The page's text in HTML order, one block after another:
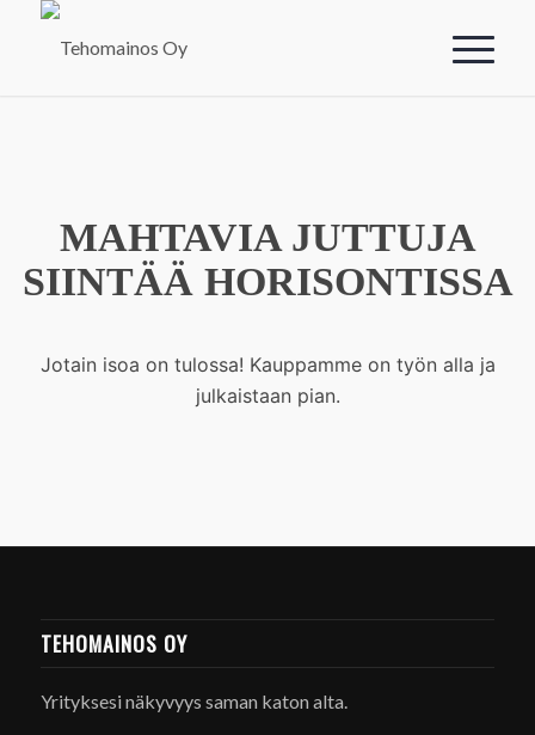
MAHTAVIA JUTTUJA
SIINTÄÄ HORISONTISSA
Jotain isoa on tulossa! Kauppamme on työn alla ja
julkaistaan pian.
TEHOMAINOS OY
Yrityksesi näkyvyys saman katon alta.